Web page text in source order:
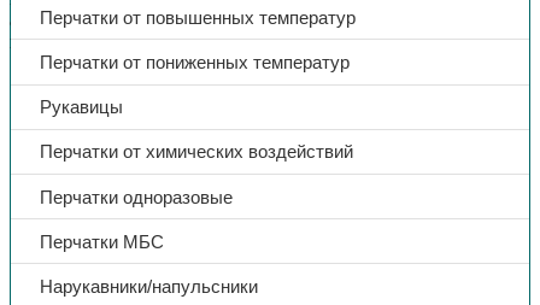
Перчатки от повышенных температур
Перчатки от пониженных температур
Рукавицы
Перчатки от химических воздействий
Перчатки одноразовые
Перчатки МБС
Нарукавники/напульсники
адаптируются к форме слухового канала. Соединительный
шнурок предотвращает утерю.
Название Руссиз 110
Акустическая эффективность до
Кратность использования